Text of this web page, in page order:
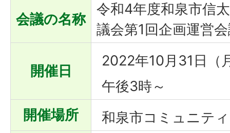
会議の名称
令和4年度和泉市信
議会第1回企画運営
開催日
2022年10月31日（
午後3時～
開催場所
和泉市コミュニテ